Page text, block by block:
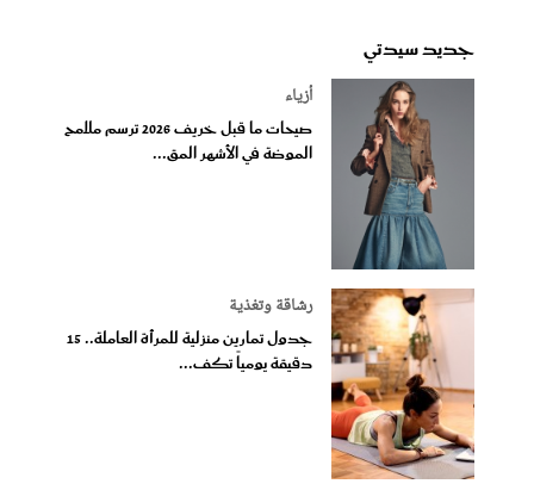
جديد سيدتي
أزياء
صيحات ما قبل خريف 2026 ترسم ملامح
الموضة في الأشهر المق...
رشاقة وتغذية
جدول تمارين منزلية للمرأة العاملة.. 15
دقيقة يومياً تكف...